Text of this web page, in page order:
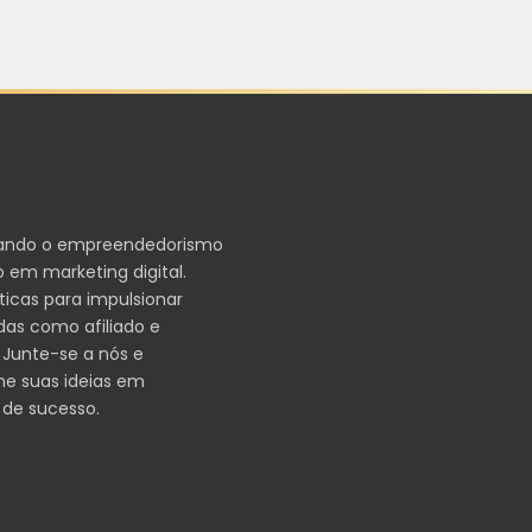
o empreendedorismo
em marketing digital.
para impulsionar
como afiliado e
se a nós e
suas ideias em
sucesso.